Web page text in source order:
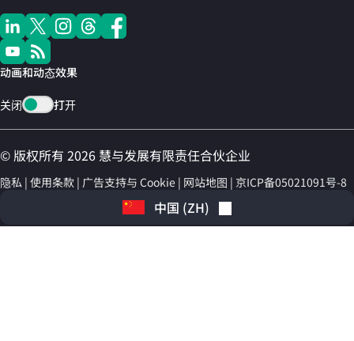
动画和动态效果
关闭 打开
© 版权所有 2026 慧与发展有限责任合伙企业
隐私 使用条款 广告支持与 Cookie 网站地图 京ICP备05021091号-8
中国 (ZH)